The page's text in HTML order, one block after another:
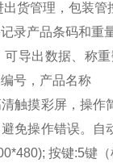
货管理，包装
录产品条码和重
导出数据、称
号，产品名称
触摸彩屏，操
免操作错误。
按键:5键